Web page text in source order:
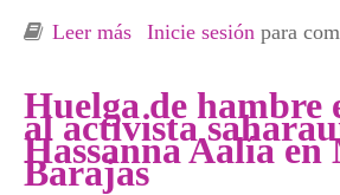
Leer más sobre Nuestro apoyo y
Inicie sesión para
Huelga de hambre
al activista
Hassanna Aalía
Barajas